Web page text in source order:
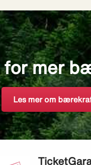
for mer
Les mer om